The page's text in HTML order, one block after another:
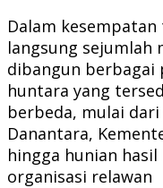
Dalam
langsung sejumlah
dibangun berbagai
huntara yang
berbeda, mulai
Danantara,
hingga hunian
organisasi relawan